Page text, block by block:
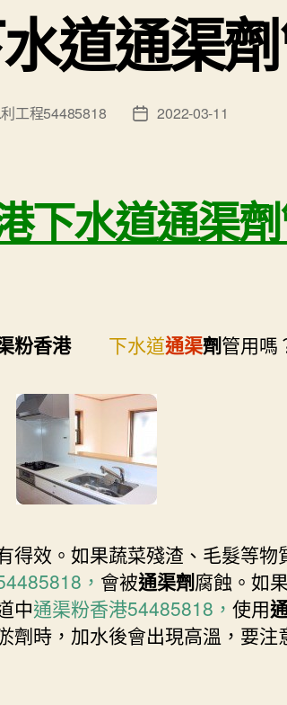
道通渠
工程54485818
Post2022-03-11
下水道通渠
粉香港 下水道通渠劑管用嗎
得效。如果蔬菜殘渣、毛髮等物
， 會被通渠劑腐蝕。如
中通渠粉香港54485818， 使用
劑時，加水後會出現高溫，要注